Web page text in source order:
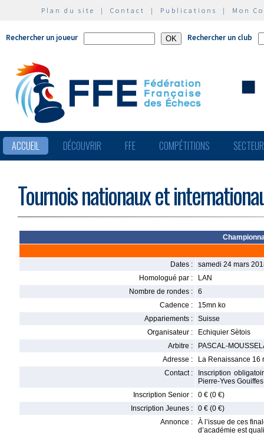
Plan du site | Contact | Publications | Mon
Rechercher un joueur Rechercher un club
ACCUEIL DÉCOUVRIR FFE COMPÉTITIONS
Tournois nationaux et
Dates :
samedi 24 mars
Homologué par :
LAN
Nombre de rondes :
6
Cadence :
15mn ko
Appariements :
Suisse
Organisateur :
Echiquier Sètois
Arbitre :
PASCAL-
Adresse :
La Renaissance 16
Contact :
Inscription
Pierre-Yves
Inscription Senior :
0 € (0 €)
Inscription Jeunes :
0 € (0 €)
Annonce :
À l’issue de ces
d’académie est